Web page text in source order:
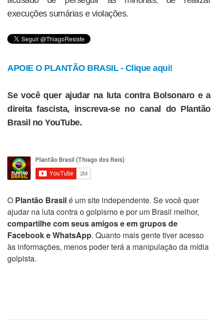
execuções sumárias e violações.
APOIE O PLANTÃO BRASIL - Clique aqui!
Se você quer ajudar na luta contra Bolsonaro e a
direita fascista, inscreva-se no canal do Plantão
Brasil no YouTube.
O Plantão Brasilé um site independente. Se você quer
ajudar na luta contra o golpismo e por um Brasil melhor,
compartilhe com seus amigos e em grupos de
Facebook e WhatsApp. Quanto mais gente tiver acesso
às informações, menos poder terá a manipulação da mídia
golpista.